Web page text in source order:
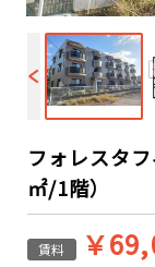
フォレスタ
㎡/1階）
賃料 ￥